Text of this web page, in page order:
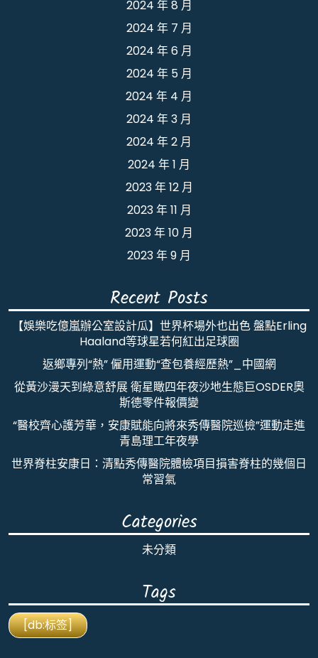
2024 年 8 月
2024 年 7 月
2024 年 6 月
2024 年 5 月
2024 年 4 月
2024 年 3 月
2024 年 2 月
2024 年 1 月
2023 年 12 月
2023 年 11 月
2023 年 10 月
2023 年 9 月
Recent Posts
【娛樂吃億嵐辦公室設計瓜】世界杯場外也出色 盤點Erling
Haaland等球星若何紅出足球圈
返鄉專列“熱” 僱用運動“查包養經歷熱”_中國網
從黃沙漫天到綠意舒展 衛星瞰四年夜沙地生態巨OSDER奧
斯德零件報價變
“醫校齊心護芳華，安康賦能向將來秀傳醫院巡檢”運動走進
青島理工年夜學
世界脊柱安康日：清點秀傳醫院體檢項目損害脊柱的幾個日
常習氣
Categories
未分類
Tags
[db:标签]